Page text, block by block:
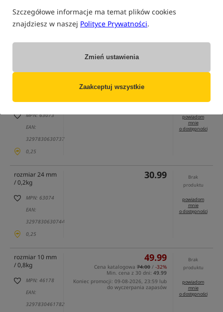
Szczegółowe informacje ma temat plików cookies
znajdziesz w naszej Polityce Prywatności.
Zmień ustawienia
Zaakceptuj wszystkie
rozmiar 10 mm
/ 0,25kg
EAN:
26.99
Min. cena z 30 dni:
/ 0,2kg
MPN: 63073
EAN:
3297830630737
0,25
produktu
powiadom
mnie
o dostępności
rozmiar 24 mm
/ 0,2kg
MPN: 63074
EAN:
3297830630744
0,25
30.99
Brak
produktu
powiadom
mnie
o dostępności
rozmiar 10 mm
/ 0,8kg
MPN: 46178
EAN:
3297830461782
49.99
Cena katalogowa 74.00 / -32%
Min. cena z 30 dni: 49.99
Koniec promocji: 09-08-2026, 23:59 lub
do wyczerpania zapasów
Brak
produktu
powiadom
mnie
o dostępności